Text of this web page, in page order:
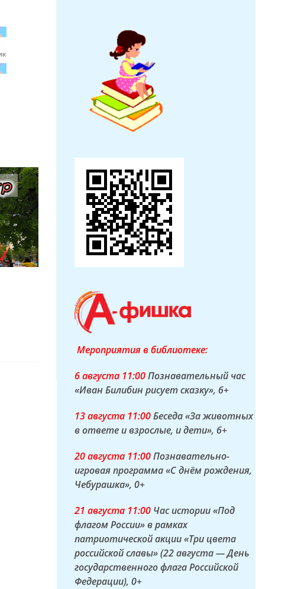
Мероприятия в библиотеке:
6 августа 11:00Познавательный час
«Иван Билибин рисует сказку», 6+
13 августа 11:00Беседа «За животных
в ответе и взрослые, и дети», 6+
20 августа 11:00Познавательно-
игровая программа «С днём рождения,
Чебурашка», 0+
21 августа 11:00 Час истории «Под
флагом России» в рамках
патриотической акции «Три цвета
российской славы» (22 августа — День
государственного флага Российской
Федерации), 0+